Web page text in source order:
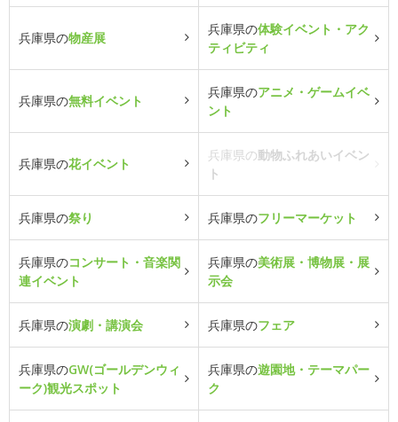
兵庫県の物産展
兵庫県の体験イベント・アク
ティビティ
兵庫県の無料イベント
兵庫県のアニメ・ゲームイベ
ント
兵庫県の花イベント
兵庫県の動物ふれあいイベン
ト
兵庫県の祭り 兵庫県のフリーマーケット
兵庫県のコンサート・音楽関
連イベント
兵庫県の美術展・博物展・展
示会
兵庫県の演劇・講演会 兵庫県のフェア
兵庫県のGW(ゴールデンウィ
ーク)観光スポット
兵庫県の遊園地・テーマパー
ク